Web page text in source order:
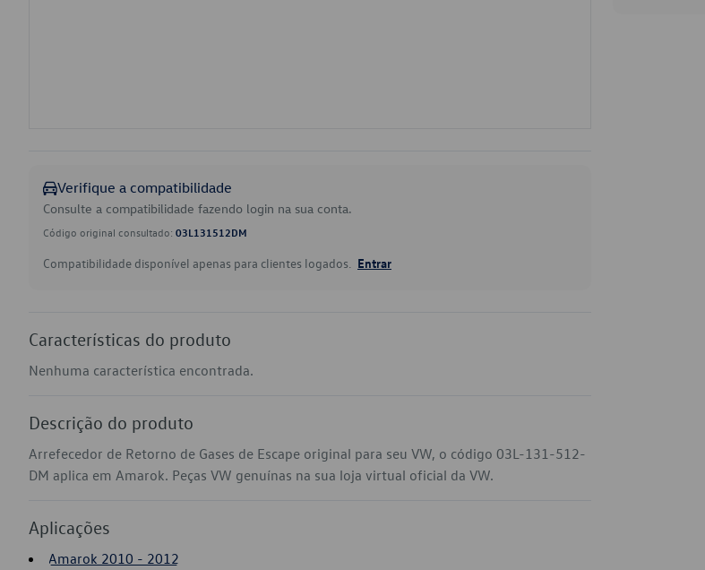
Verifique a compatibilidade
Consulte a compatibilidade fazendo login na sua conta.
Código original consultado: 03L131512DM
Compatibilidade disponível apenas para clientes logados. Entrar
Características do produto
Nenhuma característica encontrada.
Descrição do produto
Arrefecedor de Retorno de Gases de Escape original para seu VW, o código 03L-131-512-
DM aplica em Amarok. Peças VW genuínas na sua loja virtual oficial da VW.
Aplicações
Amarok 2010 - 2012